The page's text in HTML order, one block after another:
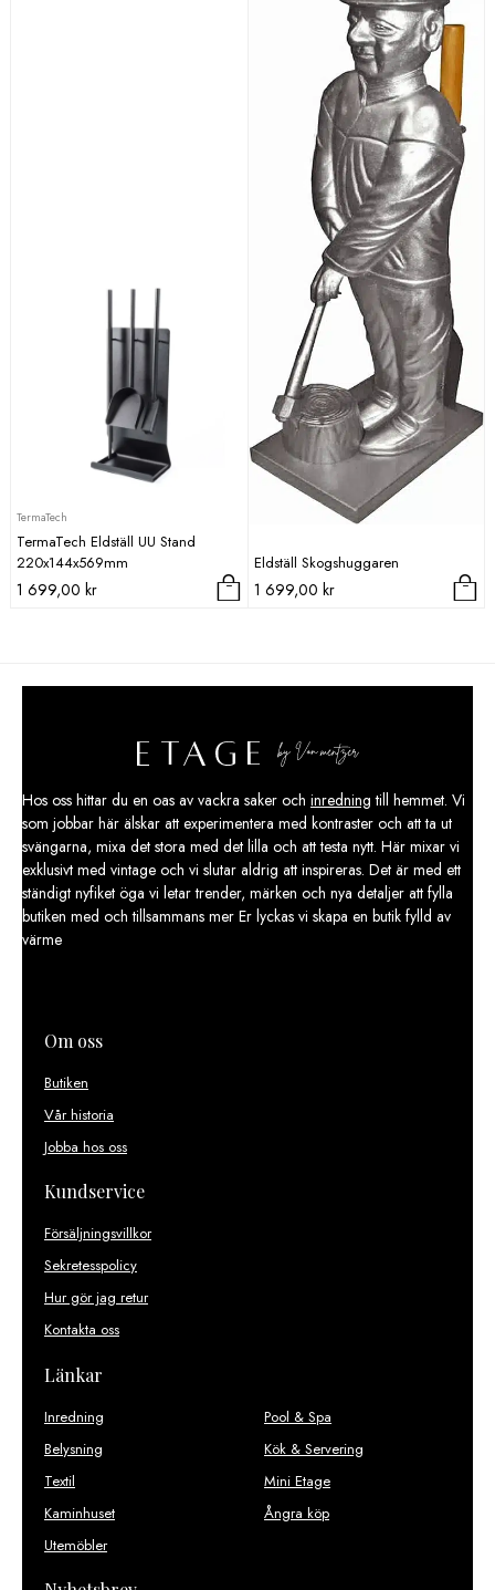
TermaTech
TermaTech Eldställ UU Stand
220x144x569mm
1 699,00 kr
Eldställ Skogshuggaren
1 699,00 kr
Hos oss hittar du en oas av vackra saker och inredning till hemmet. Vi
som jobbar här älskar att experimentera med kontraster och att ta ut
svängarna, mixa det stora med det lilla och att testa nytt. Här mixar vi
exklusivt med vintage och vi slutar aldrig att inspireras. Det är med ett
ständigt nyfiket öga vi letar trender, märken och nya detaljer att fylla
butiken med och tillsammans mer Er lyckas vi skapa en butik fylld av
värme
Om oss
Butiken
Vår historia
Jobba hos oss
Kundservice
Försäljningsvillkor
Sekretesspolicy
Hur gör jag retur
Kontakta oss
Länkar
Inredning
Belysning
Textil
Kaminhuset
Utemöbler
Pool & Spa
Kök & Servering
Mini Etage
Ångra köp